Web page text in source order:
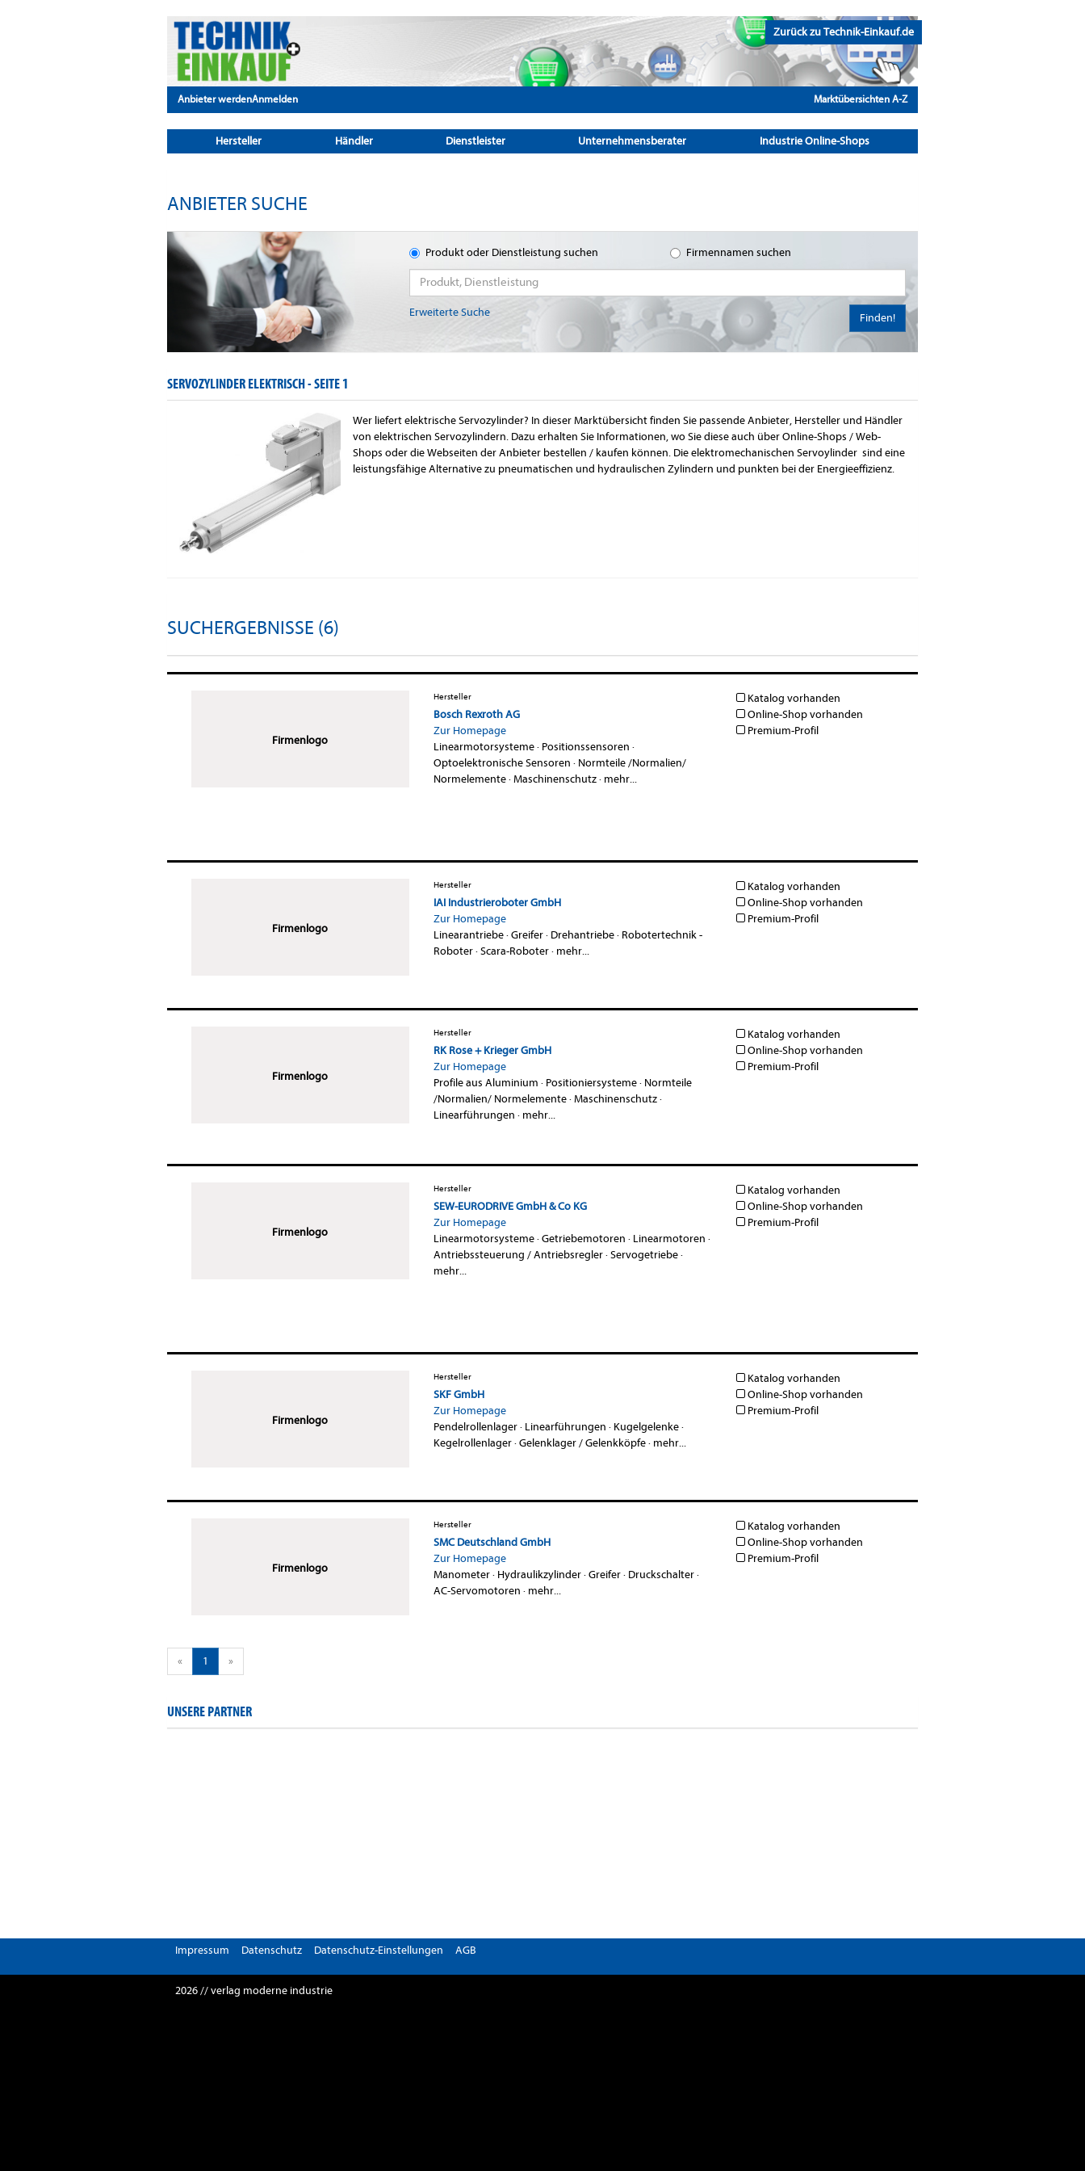
Zurück zu Technik-Einkauf.de
Anbieter werdenAnmelden Marktübersichten A-Z
Hersteller Händler Dienstleister Unternehmensberater Industrie Online-Shops
ANBIETER SUCHE
Produkt oder Dienstleistung suchen Firmennamen suchen
Erweiterte Suche Finden!
SERVOZYLINDER ELEKTRISCH -SEITE 1
Wer liefert elektrische Servozylinder? In dieser Marktübersicht finden Sie passende Anbieter, Hersteller und Händler
von elektrischen Servozylindern. Dazu erhalten Sie Informationen, wo Sie diese auch über Online-Shops / Web-
Shops oder die Webseiten der Anbieter bestellen / kaufen können. Die elektromechanischen Servoylinder sind eine
leistungsfähige Alternative zu pneumatischen und hydraulischen Zylindern und punkten bei der Energieeffizienz.
SUCHERGEBNISSE (6)
Firmenlogo
Hersteller
Bosch Rexroth AG
Zur Homepage
Linearmotorsysteme· Positionssensoren ·
Optoelektronische Sensoren · Normteile /Normalien/
Normelemente·Maschinenschutz· mehr...
Katalog vorhanden
Online-Shop vorhanden
Premium-Profil
Firmenlogo
Hersteller
IAI Industrieroboter GmbH
Zur Homepage
Linearantriebe·Greifer· Drehantriebe· Robotertechnik -
Roboter·Scara-Roboter· mehr...
Katalog vorhanden
Online-Shop vorhanden
Premium-Profil
Firmenlogo
Hersteller
RK Rose + Krieger GmbH
Zur Homepage
Profile aus Aluminium · Positioniersysteme· Normteile
/Normalien/ Normelemente·Maschinenschutz·
Linearführungen · mehr...
Katalog vorhanden
Online-Shop vorhanden
Premium-Profil
Firmenlogo
Hersteller
SEW-EURODRIVE GmbH & Co KG
Zur Homepage
Linearmotorsysteme·Getriebemotoren · Linearmotoren ·
Antriebssteuerung / Antriebsregler·Servogetriebe·
mehr...
Katalog vorhanden
Online-Shop vorhanden
Premium-Profil
Firmenlogo
Hersteller
SKF GmbH
Zur Homepage
Pendelrollenlager· Linearführungen · Kugelgelenke·
Kegelrollenlager·Gelenklager / Gelenkköpfe· mehr...
Katalog vorhanden
Online-Shop vorhanden
Premium-Profil
Firmenlogo
Hersteller
SMC Deutschland GmbH
Zur Homepage
Manometer· Hydraulikzylinder·Greifer· Druckschalter·
AC-Servomotoren · mehr...
Katalog vorhanden
Online-Shop vorhanden
Premium-Profil
« 1 »
UNSERE PARTNER
Impressum Datenschutz Datenschutz-Einstellungen AGB
2026 // verlag moderne industrie